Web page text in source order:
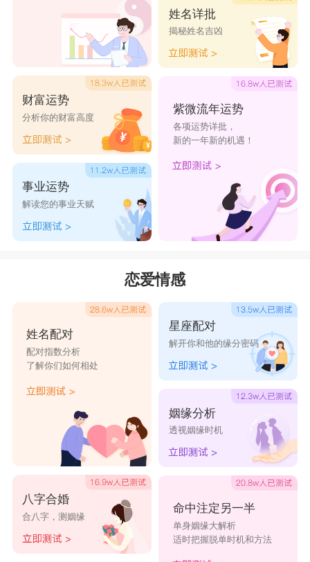
品哲”二字都带有生肖虎起名字宜用五笔字
根“口”，将其做为属龙男宝宝的名字非常好、很适
合，能给男孩儿十足的归属感。另外，这一姓名还
喻意男孩儿品性幸福，聪慧非凡。
龙年宝宝取名基本要领
1、以孩子父姓加上一个有特定意义的字，组成单
2、以孩子父母的姓加上两个有特定意义的字，组
3、以父姓加固定的字派(有的家谱规定必须使用)加
一个有特定意义的字;
4、以孩子父母的姓加上一个有特定意义的字，组
成三个字的姓名。
2024龙宝宝名字男孩好听的
镇言、盛卓、昊力、乐尊、昊骏、铭遥
雨康、圣高、鹏良、铭尊、玮君、昊卓
雨轩、鹏江、梵材、梵延、乐霖、盛园
鹏延、琛隆、铭力、东力、金峰、梵辰
圣远、铭浩、鹏朋、圣浩、铭轩、昊浩
玮利、乐泓、东隆、乐林、乐凌、凡璋
风桦、信桦、玮宇、凡勋、嘉勋、烽翰
财富运势
分析你的财富高度
事业运势
解读您的事业天赋
姓名详批
揭秘姓名吉凶
紫微流年运势
各项运势详批，
新的一年新的机遇！
恋爱情感
姓名配对
配对指数分析
了解你们如何相处
八字合婚
合八字，测姻缘
星座配对
解开你和他的缘分密码
姻缘分析
透视姻缘时机
命中注定另一半
单身姻缘大解析
适时把握脱单时机和方法